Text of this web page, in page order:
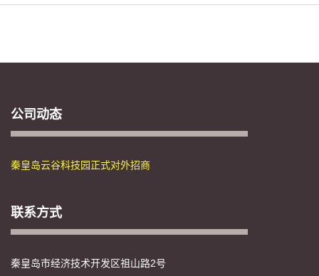
公司动态
秦皇岛云谷科技园正式对外招商
联系方式
秦皇岛市经济技术开发区祖山路2号